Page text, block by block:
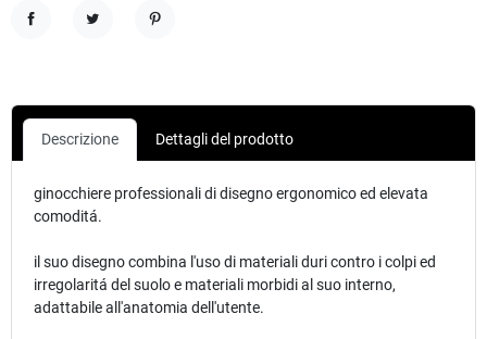
Descrizione Dettagli del prodotto
ginocchiere professionali di disegno ergonomico ed elevata
comoditá.
il suo disegno combina l'uso di materiali duri contro i colpi ed
irregolaritá del suolo e materiali morbidi al suo interno,
adattabile all'anatomia dell'utente.